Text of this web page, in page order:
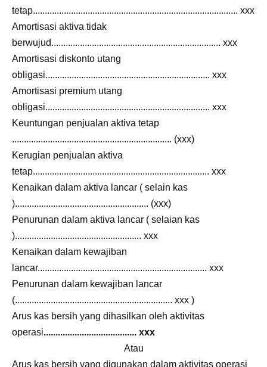
tetap...................................................................................... xxx
Amortisasi aktiva tidak
berwujud....................................................................... xxx
Amortisasi diskonto utang
obligasi..................................................................... xxx
Amortisasi premium utang
obligasi..................................................................... xxx
Keuntungan penjualan aktiva tetap
................................................................... (xxx)
Kerugian penjualan aktiva
tetap.......................................................................... xxx
Kenaikan dalam aktiva lancar ( selain kas
)........................................................ (xxx)
Penurunan dalam aktiva lancar ( selaian kas
)..................................................... xxx
Kenaikan dalam kewajiban
lancar....................................................................... xxx
Penurunan dalam kewajiban lancar
(.................................................................. xxx )
Arus kas bersih yang dihasilkan oleh aktivitas
operasi....................................... xxx
Atau
Arus kas bersih yang digunakan dalam aktivitas operasi